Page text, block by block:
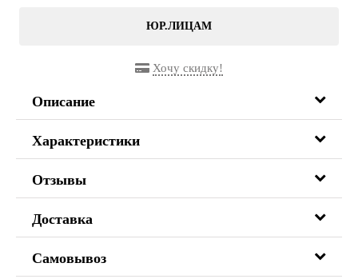
ЮР.ЛИЦАМ
Хочу скидку!
Описание
Характеристики
Отзывы
Доставка
Самовывоз